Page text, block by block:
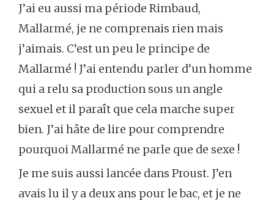
J’ai eu aussi ma période Rimbaud,
Mallarmé, je ne comprenais rien mais
j’aimais. C’est un peu le principe de
Mallarmé ! J’ai entendu parler d’un homme
qui a relu sa production sous un angle
sexuel et il paraît que cela marche super
bien. J’ai hâte de lire pour comprendre
pourquoi Mallarmé ne parle que de sexe !
Je me suis aussi lancée dans Proust. J’en
avais lu il y a deux ans pour le bac, et je ne